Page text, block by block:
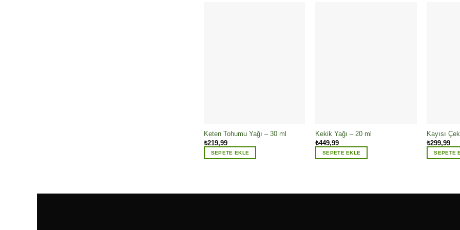
Keten Tohumu Yağı – 30 ml
₺219,99
SEPETE EKLE
Kekik Yağı – 20 ml
₺449,99
SEPETE EKLE
Kayısı
₺299,99
SEPETE